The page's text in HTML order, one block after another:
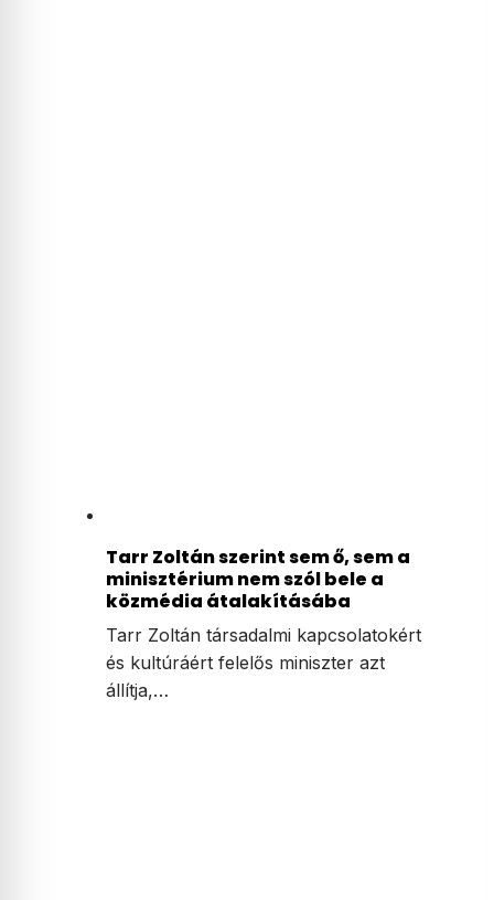
Tarr Zoltán szerint sem ő, sem a
minisztérium nem szól bele a
közmédia átalakításába
Tarr Zoltán társadalmi kapcsolatokért
és kultúráért felelős miniszter azt
állítja,…